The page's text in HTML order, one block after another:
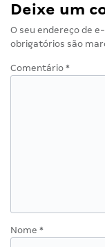
Deixe um
O seu endereço de
obrigatórios são
Comentário *
Nome *